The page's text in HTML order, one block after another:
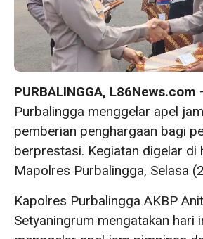
PURBALINGGA, L86News.com
Purbalingga menggelar apel
pemberian penghargaan bagi
berprestasi. Kegiatan digelar di
Mapolres Purbalingga, Selasa
Kapolres Purbalingga AKBP
Setyaningrum mengatakan hari